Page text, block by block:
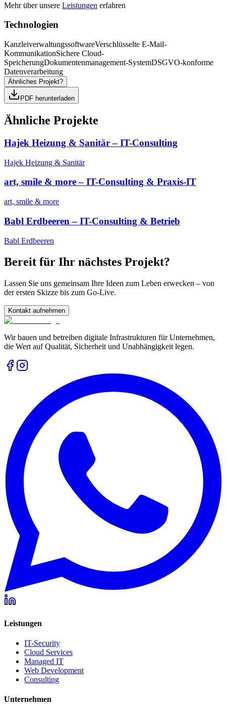
Mehr über unsere Leistungen erfahren
Technologien
KanzleiverwaltungssoftwareVerschlüsselte E-Mail-
KommunikationSichere Cloud-
SpeicherungDokumentenmanagement-SystemDSGVO-konforme
Datenverarbeitung
Ähnliches Projekt?
PDF herunterladen
Ähnliche Projekte
Hajek Heizung & Sanitär – IT-Consulting
Hajek Heizung & Sanitär
art, smile & more – IT-Consulting & Praxis-IT
art, smile & more
Babl Erdbeeren – IT-Consulting & Betrieb
Babl Erdbeeren
Bereit für Ihr nächstes Projekt?
Lassen Sie uns gemeinsam Ihre Ideen zum Leben erwecken – von
der ersten Skizze bis zum Go-Live.
Kontakt aufnehmen
Wir bauen und betreiben digitale Infrastrukturen für Unternehmen,
die Wert auf Qualität, Sicherheit und Unabhängigkeit legen.
Leistungen
IT-Security
Cloud Services
Managed IT
Web Development
Consulting
Unternehmen